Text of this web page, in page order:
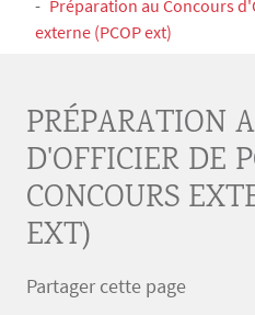
Préparation au Concours
externe (PCOP ext)
PRÉPARATION
D'OFFICIER DE
CONCOURS
EXT)
Partager cette page